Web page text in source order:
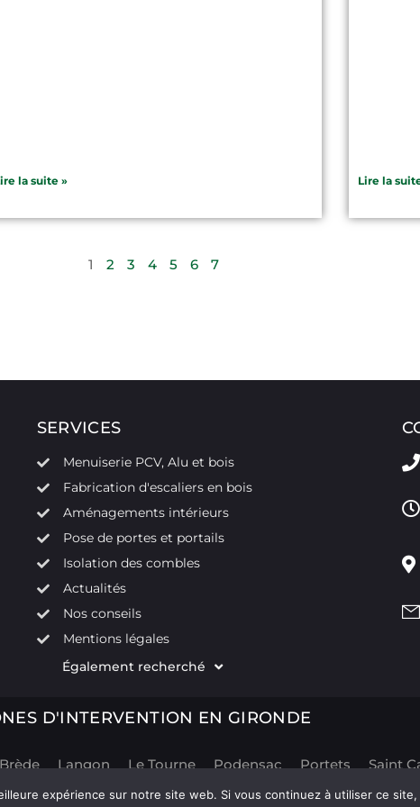
la suite » Lire la
1 2 3 4 5 6 7
SERVICES
Menuiserie PCV, Alu et bois
Fabrication d'escaliers en bois
Aménagements intérieurs
Pose de portes et portails
Isolation des combles
Actualités
Nos conseils
Mentions légales
Également recherché
D'INTERVENTION EN GIRONDE
Langon Le Tourne Podensac Portets Saint
droits réservés. |Politique de confidentialité| Réalisation
expérience sur notre site web. Si vous continuez à utiliser ce